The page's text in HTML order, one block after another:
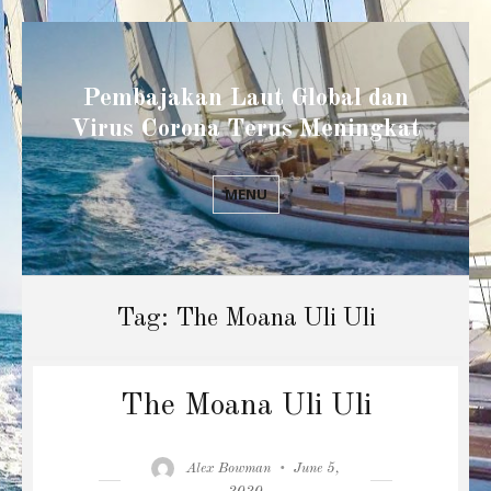
Pembajakan Laut Global dan
Virus Corona Terus Meningkat
MENU
Tag: The Moana Uli Uli
The Moana Uli Uli
Author
Alex Bowman
Posted
June 5,